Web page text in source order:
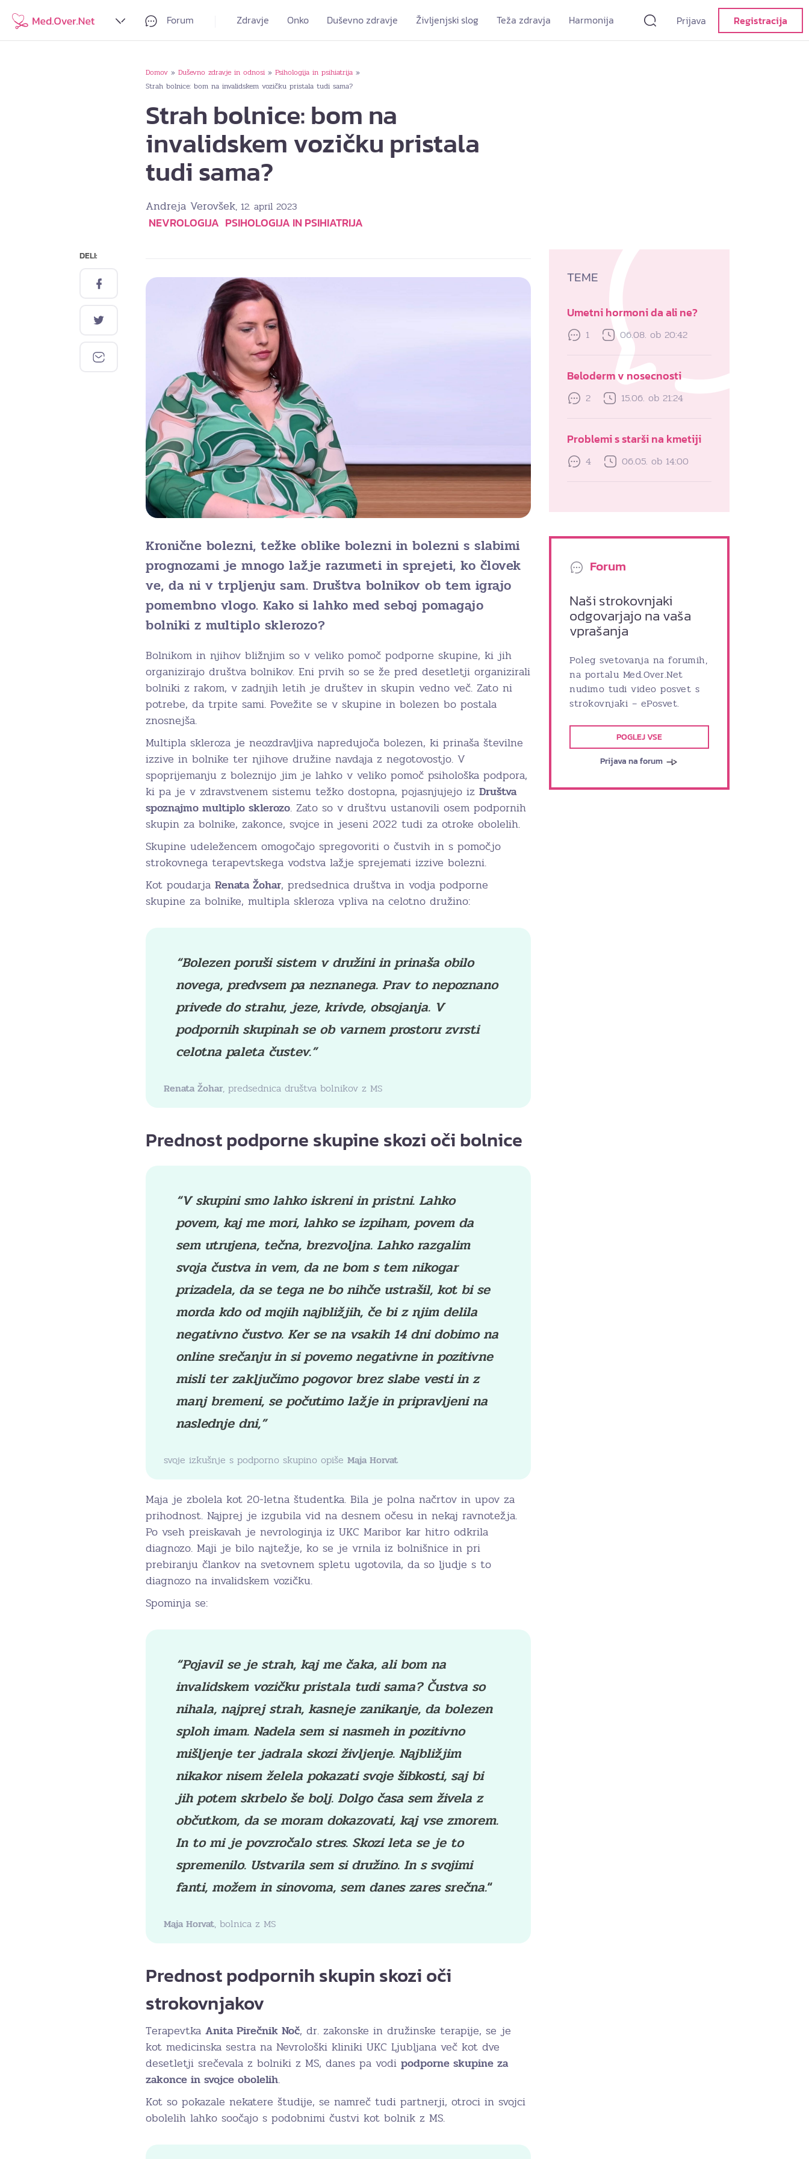
Forum Zdravje Onko Duševno zdravje Življenjski slog Teža zdravja Harmonija Prijava Registracija
Domov » Duševno zdravje in odnosi » Psihologija in psihiatrija »
Strah bolnice: bom na invalidskem vozičku pristala tudi sama?
Strah bolnice: bom na
invalidskem vozičku pristala
tudi sama?
Andreja Verovšek, 12. april 2023
NEVROLOGIJA PSIHOLOGIJA IN PSIHIATRIJA
DELI:
Kronične bolezni, težke oblike bolezni in bolezni s slabimi
prognozami je mnogo lažje razumeti in sprejeti, ko človek
ve, da ni v trpljenju sam. Društva bolnikov ob tem igrajo
pomembno vlogo. Kako si lahko med seboj pomagajo
bolniki z multiplo sklerozo?
Bolnikom in njihov bližnjim so v veliko pomoč podporne skupine, ki jih
organizirajo društva bolnikov. Eni prvih so se že pred desetletji organizirali
bolniki z rakom, v zadnjih letih je društev in skupin vedno več. Zato ni
potrebe, da trpite sami. Povežite se v skupine in bolezen bo postala
znosnejša.
Multipla skleroza je neozdravljiva napredujoča bolezen, ki prinaša številne
izzive in bolnike ter njihove družine navdaja z negotovostjo. V
spoprijemanju z boleznijo jim je lahko v veliko pomoč psihološka podpora,
ki pa je v zdravstvenem sistemu težko dostopna, pojasnjujejo iz Društva
spoznajmo multiplo sklerozo. Zato so v društvu ustanovili osem podpornih
skupin za bolnike, zakonce, svojce in jeseni 2022 tudi za otroke obolelih.
Skupine udeležencem omogočajo spregovoriti o čustvih in s pomočjo
strokovnega terapevtskega vodstva lažje sprejemati izzive bolezni.
Kot poudarja Renata Žohar, predsednica društva in vodja podporne
skupine za bolnike, multipla skleroza vpliva na celotno družino:
“Bolezen poruši sistem v družini in prinaša obilo
novega, predvsem pa neznanega. Prav to nepoznano
privede do strahu, jeze, krivde, obsojanja. V
podpornih skupinah se ob varnem prostoru zvrsti
celotna paleta čustev.”
Renata Žohar, predsednica društva bolnikov z MS
Prednost podporne skupine skozi oči bolnice
“V skupini smo lahko iskreni in pristni. Lahko
povem, kaj me mori, lahko se izpiham, povem da
sem utrujena, tečna, brezvoljna. Lahko razgalim
svoja čustva in vem, da ne bom s tem nikogar
prizadela, da se tega ne bo nihče ustrašil, kot bi se
morda kdo od mojih najbližjih, če bi z njim delila
negativno čustvo. Ker se na vsakih 14 dni dobimo na
online srečanju in si povemo negativne in pozitivne
misli ter zaključimo pogovor brez slabe vesti in z
manj bremeni, se počutimo lažje in pripravljeni na
naslednje dni,”
svoje izkušnje s podporno skupino opiše Maja Horvat
Maja je zbolela kot 20-letna študentka. Bila je polna načrtov in upov za
prihodnost. Najprej je izgubila vid na desnem očesu in nekaj ravnotežja.
Po vseh preiskavah je nevrologinja iz UKC Maribor kar hitro odkrila
diagnozo. Maji je bilo najtežje, ko se je vrnila iz bolnišnice in pri
prebiranju člankov na svetovnem spletu ugotovila, da so ljudje s to
diagnozo na invalidskem vozičku.
Spominja se:
“Pojavil se je strah, kaj me čaka, ali bom na
invalidskem vozičku pristala tudi sama? Čustva so
nihala, najprej strah, kasneje zanikanje, da bolezen
sploh imam. Nadela sem si nasmeh in pozitivno
mišljenje ter jadrala skozi življenje. Najbližjim
nikakor nisem želela pokazati svoje šibkosti, saj bi
jih potem skrbelo še bolj. Dolgo časa sem živela z
občutkom, da se moram dokazovati, kaj vse zmorem.
In to mi je povzročalo stres. Skozi leta se je to
spremenilo. Ustvarila sem si družino. In s svojimi
fanti, možem in sinovoma, sem danes zares srečna.“
Maja Horvat, bolnica z MS
Prednost podpornih skupin skozi oči
strokovnjakov
Terapevtka Anita Pirečnik Noč, dr. zakonske in družinske terapije, se je
kot medicinska sestra na Nevrološki kliniki UKC Ljubljana več kot dve
desetletji srečevala z bolniki z MS, danes pa vodi podporne skupine za
zakonce in svojce obolelih.
Kot so pokazale nekatere študije, se namreč tudi partnerji, otroci in svojci
obolelih lahko soočajo s podobnimi čustvi kot bolnik z MS.
TEME
Umetni hormoni da ali ne?
1 06.08. ob 20:42
Beloderm v nosecnosti
2 15.06. ob 21:24
Problemi s starši na kmetiji
4 06.05. ob 14:00
Forum
Naši strokovnjaki
odgovarjajo na vaša
vprašanja
Poleg svetovanja na forumih,
na portalu Med.Over.Net
nudimo tudi video posvet s
strokovnjaki – ePosvet.
POGLEJ VSE
Prijava na forum